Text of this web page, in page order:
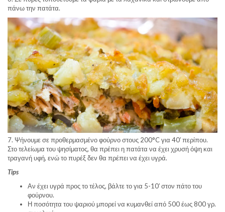
πάνω την πατάτα.
7. Ψήνουμε σε προθερμασμένο φούρνο στους 200°C για 40′ περίπου.
Στο τελείωμα του ψησίματος, θα πρέπει η πατάτα να έχει χρυσή όψη και
τραγανή υφή, ενώ το πυρέξ δεν θα πρέπει να έχει υγρά.
Tips
Αν έχει υγρά προς το τέλος, βάλτε το για 5-10′ στον πάτο του
φούρνου.
Η ποσότητα του ψαριού μπορεί να κυμανθεί από 500 έως 800 γρ.